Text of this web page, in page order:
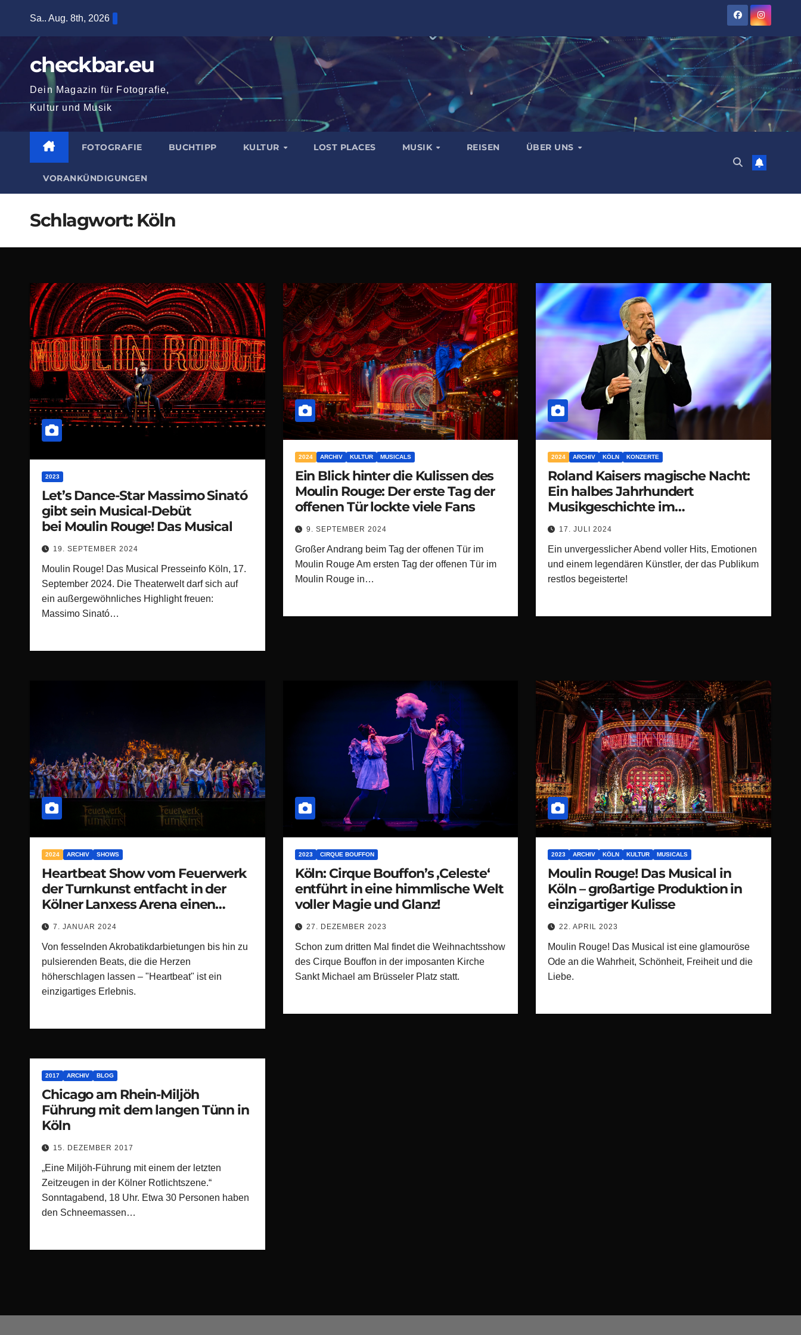
springen
Sa.. Aug. 8th, 2026
checkbar.eu
Dein Magazin für Fotografie,
Kultur und Musik
FOTOGRAFIE BUCHTIPP KULTUR LOST PLACES MUSIK REISEN ÜBER UNS
VORANKÜNDIGUNGEN
Schlagwort: Köln
2023
Let’s Dance-Star Massimo Sinató
gibt sein Musical-Debüt
bei Moulin Rouge! Das Musical
19. SEPTEMBER 2024
Moulin Rouge! Das Musical Presseinfo Köln, 17.
September 2024. Die Theaterwelt darf sich auf
ein außergewöhnliches Highlight freuen:
Massimo Sinató…
2024 ARCHIV KULTUR MUSICALS
Ein Blick hinter die Kulissen des
Moulin Rouge: Der erste Tag der
offenen Tür lockte viele Fans
9. SEPTEMBER 2024
Großer Andrang beim Tag der offenen Tür im
Moulin Rouge Am ersten Tag der offenen Tür im
Moulin Rouge in…
2024 ARCHIV KÖLN KONZERTE
Roland Kaisers magische Nacht:
Ein halbes Jahrhundert
Musikgeschichte im
RheinEnergieStadion
17. JULI 2024
Ein unvergesslicher Abend voller Hits, Emotionen
und einem legendären Künstler, der das Publikum
restlos begeisterte!
2024 ARCHIV SHOWS
Heartbeat Show vom Feuerwerk
der Turnkunst entfacht in der
Kölner Lanxess Arena einen
Sturm der Begeisterung!
7. JANUAR 2024
Von fesselnden Akrobatikdarbietungen bis hin zu
pulsierenden Beats, die die Herzen
höherschlagen lassen – "Heartbeat" ist ein
einzigartiges Erlebnis.
2023 CIRQUE BOUFFON
Köln: Cirque Bouffon’s ‚Celeste‘
entführt in eine himmlische Welt
voller Magie und Glanz!
27. DEZEMBER 2023
Schon zum dritten Mal findet die Weihnachtsshow
des Cirque Bouffon in der imposanten Kirche
Sankt Michael am Brüsseler Platz statt.
2023 ARCHIV KÖLN KULTUR MUSICALS
Moulin Rouge! Das Musical in
Köln – großartige Produktion in
einzigartiger Kulisse
22. APRIL 2023
Moulin Rouge! Das Musical ist eine glamouröse
Ode an die Wahrheit, Schönheit, Freiheit und die
Liebe.
2017 ARCHIV BLOG
Chicago am Rhein-Miljöh
Führung mit dem langen Tünn in
Köln
15. DEZEMBER 2017
„Eine Miljöh-Führung mit einem der letzten
Zeitzeugen in der Kölner Rotlichtszene.“
Sonntagabend, 18 Uhr. Etwa 30 Personen haben
den Schneemassen…